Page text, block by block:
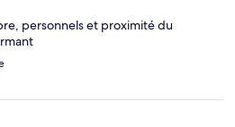
personnels et proximité du